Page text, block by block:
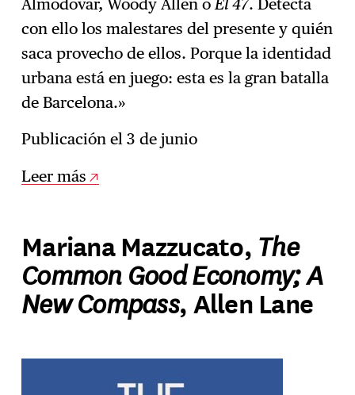
con ello los malestares del presente y quién
saca provecho de ellos. Porque la identidad
urbana está en juego: esta es la gran batalla
de Barcelona.»
Publicación el 3 de junio
Leer más
Mariana Mazzucato, The
Common Good Economy; A
New Compass, Allen Lane